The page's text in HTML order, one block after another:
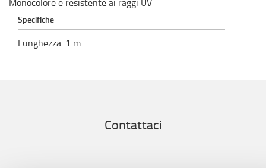
Specifiche
Lunghezza: 1 m
Contattaci